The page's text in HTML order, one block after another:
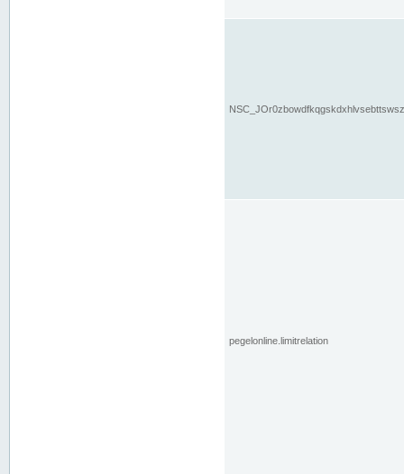
pegelonline.limitrelation